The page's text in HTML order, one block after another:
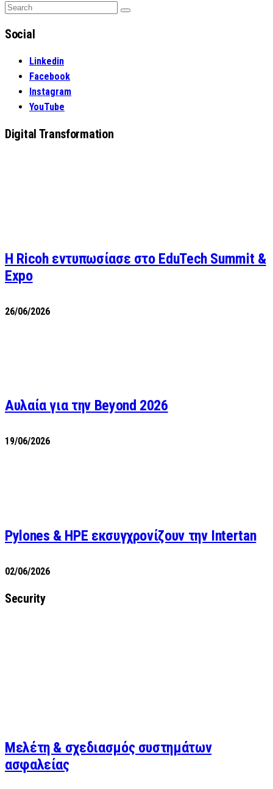
Search
Search
Social
Linkedin
Facebook
Instagram
YouTube
Digital Transformation
Η Ricoh εντυπωσίασε στο EduTech Summit &
Expo
26/06/2026
Αυλαία για την Beyond 2026
19/06/2026
Pylones & HPE εκσυγχρονίζουν την Intertan
02/06/2026
Security
Μελέτη & σχεδιασμός συστημάτων
ασφαλείας